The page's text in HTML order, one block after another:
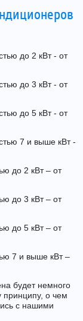
до 2 кВт - от
до 3 кВт - от
до 5 кВт - от
7 и выше кВт -
до 2 кВт – от
до 3 кВт – от
до 5 кВт – от
7 и выше кВт –
будет немного
принципу, о чем
с нашими